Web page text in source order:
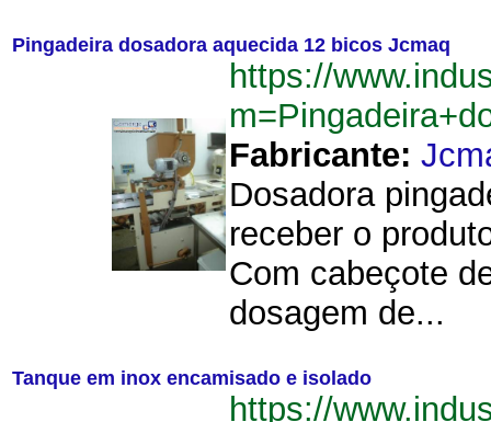
Pingadeira dosadora aquecida 12 bicos Jcmaq
https://
Fabricante:
Dosadora
receber o
Com cabeçote
dosagem de...
Tanque em inox encamisado e isolado
https://